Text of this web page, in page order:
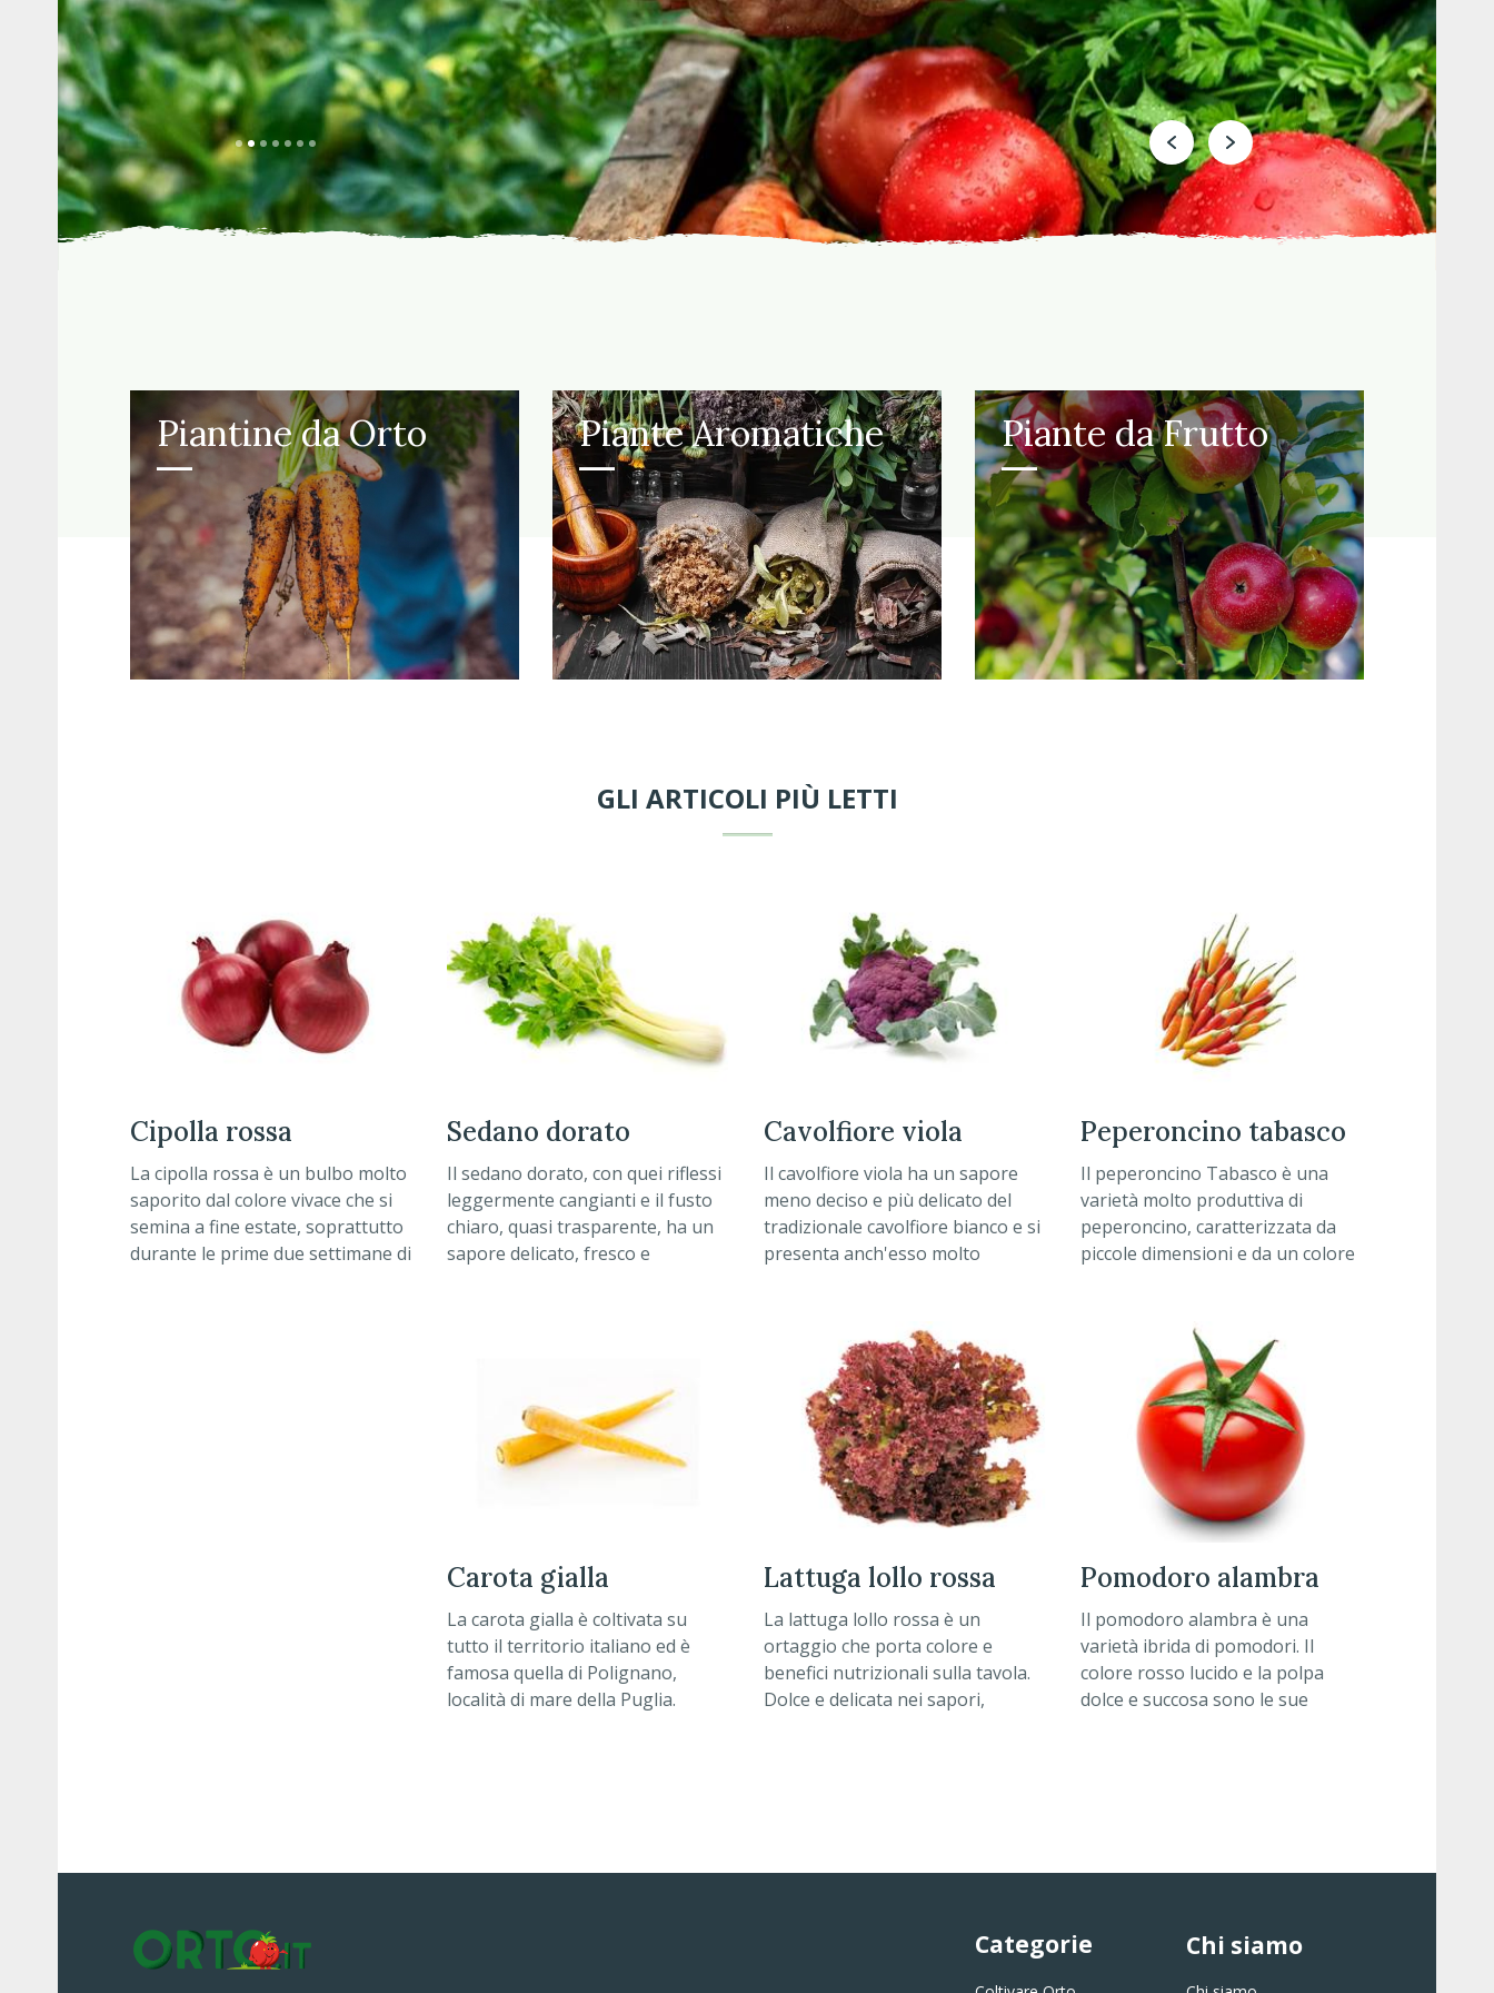
Piantine da Orto Piante Aromatiche Piante da Frutto
GLI ARTICOLI PIÙ LETTI
cipolla rossa
La cipolla rossa è un bulbo molto
saporito dal colore vivace che si
semina a fine estate, soprattutto
durante le prime due settimane di
sedano dorato
Il sedano dorato, con quei riflessi
leggermente cangianti e il fusto
chiaro, quasi trasparente, ha un
sapore delicato, fresco e
carota gialla
La carota gialla è coltivata su
tutto il territorio italiano ed è
famosa quella di Polignano,
località di mare della Puglia.
cavolfiore viola
Il cavolfiore viola ha un sapore
meno deciso e più delicato del
tradizionale cavolfiore bianco e si
presenta anch'esso molto
peperoncino tabasco
Il peperoncino Tabasco è una
varietà molto produttiva di
peperoncino, caratterizzata da
piccole dimensioni e da un colore
lattuga lollo rossa
La lattuga lollo rossa è un
ortaggio che porta colore e
benefici nutrizionali sulla tavola.
Dolce e delicata nei sapori,
pomodoro alambra
Il pomodoro alambra è una
varietà ibrida di pomodori. Il
colore rosso lucido e la polpa
dolce e succosa sono le sue
Categorie Chi siamo